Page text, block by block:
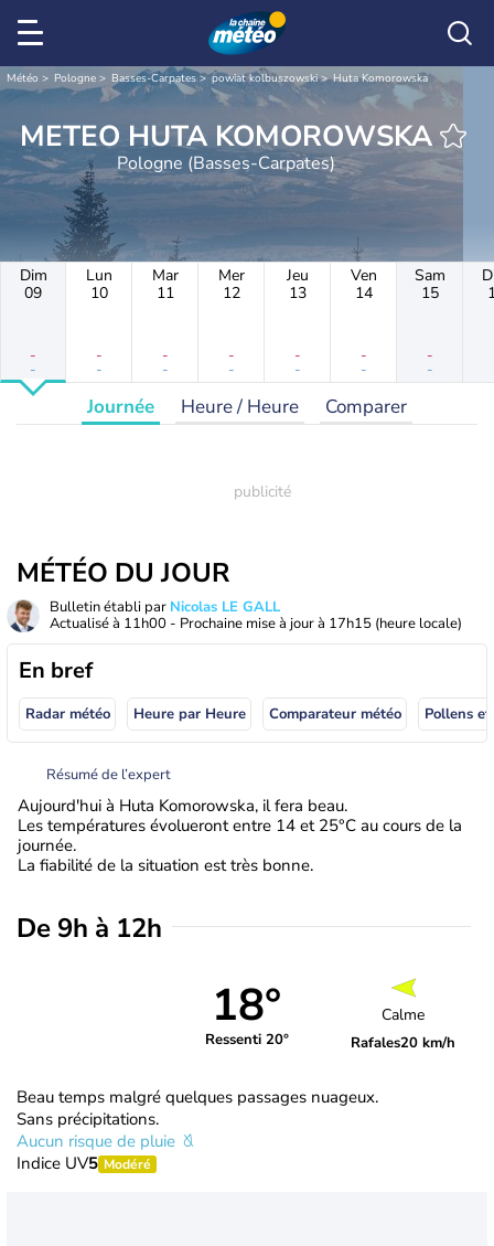
Météo Pologne Basses-Carpates powiat kolbuszowski Huta Komorowska
METEO HUTA KOMOROWSKA
Pologne (Basses-Carpates)
Dim
09
-
-
Lun
10
-
-
Mar
11
-
-
Mer
12
-
-
Jeu
13
-
-
Ven
14
-
-
Sam
15
-
-
Journée Heure / Heure Comparer
MÉTÉO DU JOUR
Bulletin établi par Nicolas LE GALL
Actualisé à 11h00 - Prochaine mise à jour à 17h15 (heure locale)
En bref
Radar météo Heure par Heure Comparateur météo Pollens
Résumé de l’expert
Aujourd'hui à Huta Komorowska, il fera beau.
Les températures évolueront entre 14 et 25°C au cours de la
journée.
La fiabilité de la situation est très bonne.
De 9h à 12h
18°
Ressenti 20°
Calme
Rafales20 km/h
Beau temps malgré quelques passages nuageux.
Sans précipitations.
Aucun risque de pluie
Indice UV5 Modéré